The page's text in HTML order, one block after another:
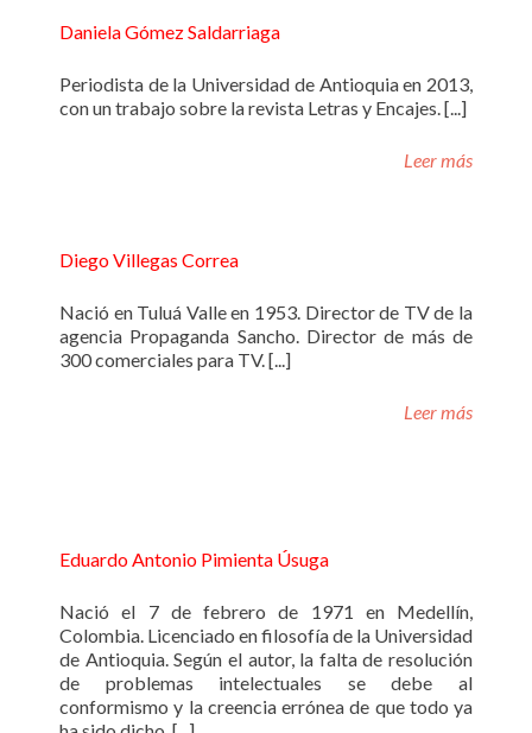
Daniela Gómez Saldarriaga
Periodista de la Universidad de Antioquia en 2013,
con un trabajo sobre la revista Letras y Encajes. [...]
Leer más
Diego Villegas Correa
Nació en Tuluá Valle en 1953. Director de TV de la
agencia Propaganda Sancho. Director de más de
300 comerciales para TV. [...]
Leer más
Eduardo Antonio Pimienta Úsuga
Nació el 7 de febrero de 1971 en Medellín,
Colombia. Licenciado en filosofía de la Universidad
de Antioquia. Según el autor, la falta de resolución
de problemas intelectuales se debe al
conformismo y la creencia errónea de que todo ya